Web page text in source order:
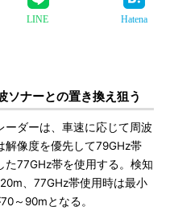
LINE Hatena
ソナーとの置き換え狙う
ダーは、車速に応じて周波
解像度を優先して79GHz帯
77GHz帯を使用する。検知
、77GHz帯使用時は最小
～90mとなる。